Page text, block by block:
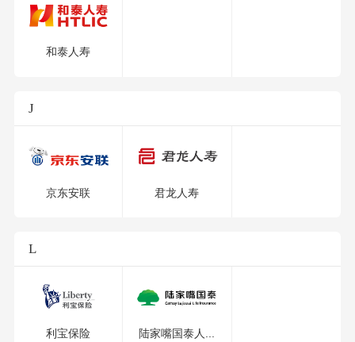
和泰人寿
J
京东安联 君龙人寿
L
利宝保险 陆家嘴国泰人...